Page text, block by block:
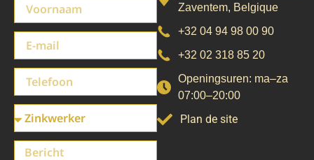
Zaventem, Belgique
+32 04 94 98 00 90
+32 02 318 85 20
Openingsuren: ma–za
07:00–20:00
Plan de site